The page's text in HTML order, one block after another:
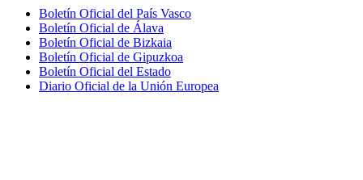
Boletín Oficial del País Vasco
Boletín Oficial de Álava
Boletín Oficial de Bizkaia
Boletín Oficial de Gipuzkoa
Boletín Oficial del Estado
Diario Oficial de la Unión Europea